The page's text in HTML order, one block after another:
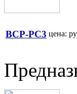
BCP-PC3 цена: